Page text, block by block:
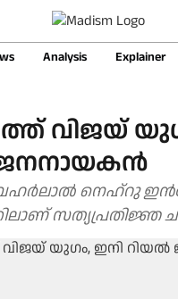
Analysis Explainer
വിജയ്
നെഹ്‌റു
സത്യപ്രതിജ്ഞ